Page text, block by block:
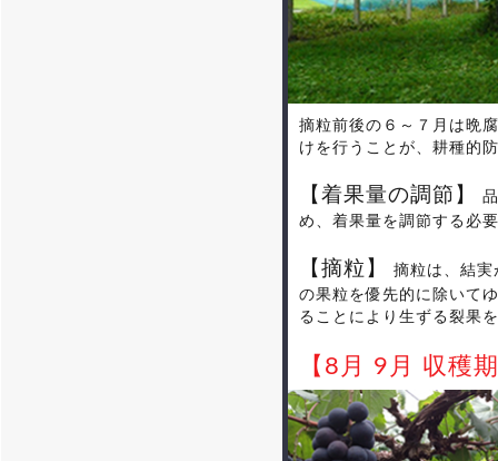
摘粒前後の６～７月は晩
けを行うことが、耕種的
【着果量の調節】
め、着果量を調節する必
【摘粒】
摘粒は、結
の果粒を優先的に除いて
ることにより生ずる裂果
【8月 9月 収穫